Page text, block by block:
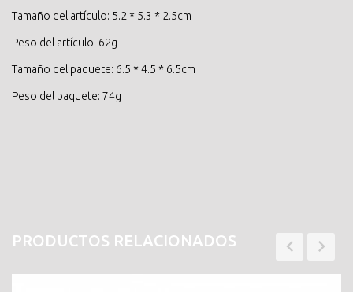
Tamaño del artículo: 5.2 * 5.3 * 2.5cm
Peso del artículo: 62g
Tamaño del paquete: 6.5 * 4.5 * 6.5cm
Peso del paquete: 74g
PRODUCTOS RELACIONADOS